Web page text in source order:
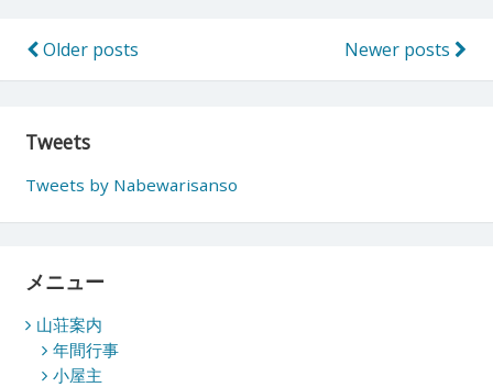
投
稿
ナ
ビ
ゲ
ー
シ
ョ
ン
Older posts Newer posts
Tweets
Tweets by Nabewarisanso
メニュー
山荘案内
年間行事
小屋主